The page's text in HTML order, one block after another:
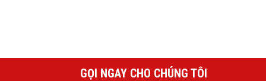
GỌI NGAY CHO CHÚNG TÔI